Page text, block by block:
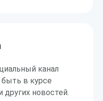
канал
в курсе
новостей.